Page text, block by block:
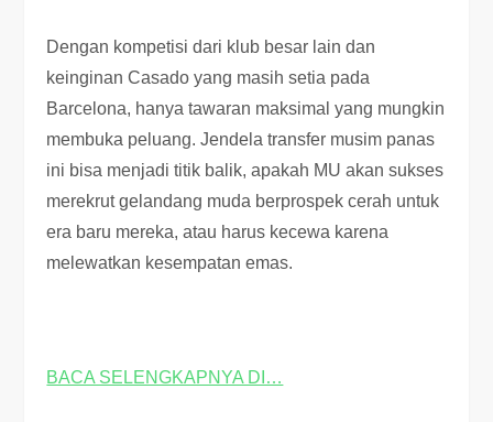
Dengan kompetisi dari klub besar lain dan
keinginan Casado yang masih setia pada
Barcelona, hanya tawaran maksimal yang mungkin
membuka peluang. Jendela transfer musim panas
ini bisa menjadi titik balik, apakah MU akan sukses
merekrut gelandang muda berprospek cerah untuk
era baru mereka, atau harus kecewa karena
melewatkan kesempatan emas.
BACA SELENGKAPNYA DI…